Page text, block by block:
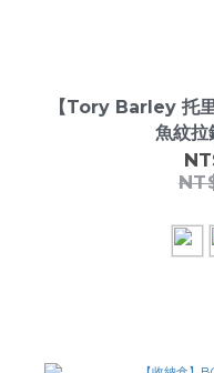
【Tory Barley 托
魚紋